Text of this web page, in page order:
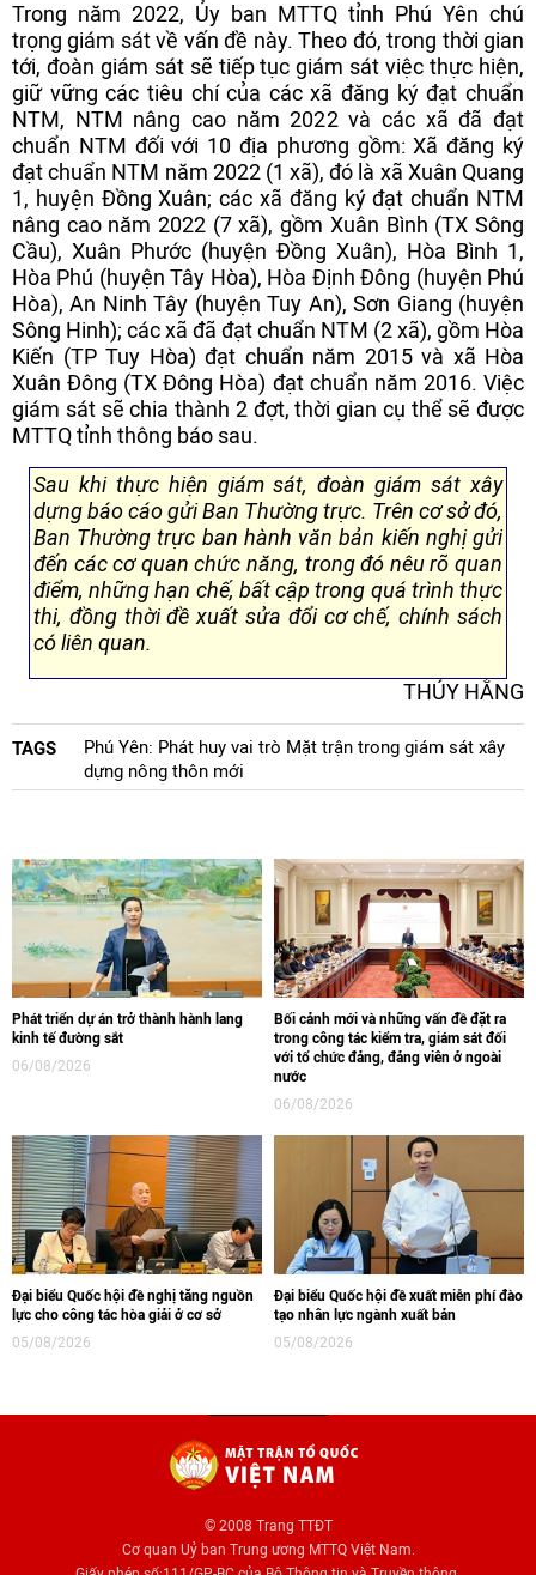
Trong năm 2022, Ủy ban MTTQ tỉnh Phú Yên chú
trọng giám sát về vấn đề này. Theo đó, trong thời gian
tới, đoàn giám sát sẽ tiếp tục giám sát việc thực hiện,
giữ vững các tiêu chí của các xã đăng ký đạt chuẩn
NTM, NTM nâng cao năm 2022 và các xã đã đạt
chuẩn NTM đối với 10 địa phương gồm: Xã đăng ký
đạt chuẩn NTM năm 2022 (1 xã), đó là xã Xuân Quang
1, huyện Đồng Xuân; các xã đăng ký đạt chuẩn NTM
nâng cao năm 2022 (7 xã), gồm Xuân Bình (TX Sông
Cầu), Xuân Phước (huyện Đồng Xuân), Hòa Bình 1,
Hòa Phú (huyện Tây Hòa), Hòa Định Đông (huyện Phú
Hòa), An Ninh Tây (huyện Tuy An), Sơn Giang (huyện
Sông Hinh); các xã đã đạt chuẩn NTM (2 xã), gồm Hòa
Kiến (TP Tuy Hòa) đạt chuẩn năm 2015 và xã Hòa
Xuân Đông (TX Đông Hòa) đạt chuẩn năm 2016. Việc
giám sát sẽ chia thành 2 đợt, thời gian cụ thể sẽ được
MTTQ tỉnh thông báo sau.
Sau khi thực hiện giám sát, đoàn giám sát xây
dựng báo cáo gửi Ban Thường trực. Trên cơ sở đó,
Ban Thường trực ban hành văn bản kiến nghị gửi
đến các cơ quan chức năng, trong đó nêu rõ quan
điểm, những hạn chế, bất cập trong quá trình thực
thi, đồng thời đề xuất sửa đổi cơ chế, chính sách
có liên quan.
THÚY HẰNG
TAGS
Phú Yên: Phát huy vai trò Mặt trận trong giám sát xây
dựng nông thôn mới
Phát triển dự án trở thành hành lang
kinh tế đường sắt
06/08/2026
Bối cảnh mới và những vấn đề đặt ra
trong công tác kiểm tra, giám sát đối
với tổ chức đảng, đảng viên ở ngoài
nước
06/08/2026
Đại biểu Quốc hội đề nghị tăng nguồn
lực cho công tác hòa giải ở cơ sở
05/08/2026
Đại biểu Quốc hội đề xuất miễn phí đào
tạo nhân lực ngành xuất bản
05/08/2026
© 2008 Trang TTĐT
Cơ quan Uỷ ban Trung ương MTTQ Việt Nam.